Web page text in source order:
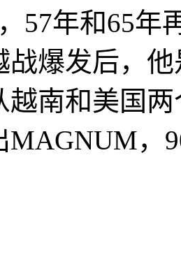
57年和65年
战爆发后，
越南和美国
MAGNUM，